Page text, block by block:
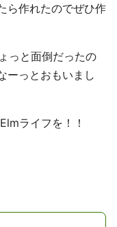
ら作れたのでぜひ作
っと面倒だったの
ーっとおもいまし
ライフを！！